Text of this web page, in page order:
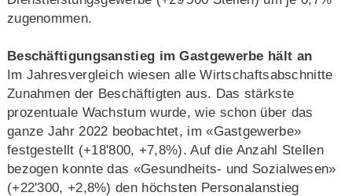
zugenommen.
Beschäftigungsanstieg im Gastgewerbe hält an
Im Jahresvergleich wiesen alle Wirtschaftsabschnitte
Zunahmen der Beschäftigten aus. Das stärkste
prozentuale Wachstum wurde, wie schon über das
ganze Jahr 2022 beobachtet, im «Gastgewerbe»
festgestellt (+18'800, +7,8%). Auf die Anzahl Stellen
bezogen konnte das «Gesundheits- und Sozialwesen»
(+22'300, +2,8%) den höchsten Personalanstieg